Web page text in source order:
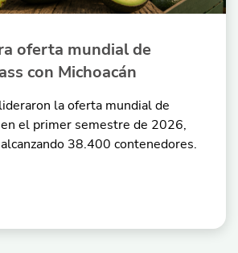
oferta mundial de
con Michoacán
la oferta mundial de
el primer semestre de 2026,
38.400 contenedores.